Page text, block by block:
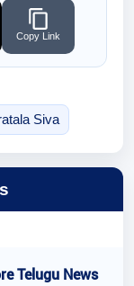
Copy Link
Siva
Telugu News